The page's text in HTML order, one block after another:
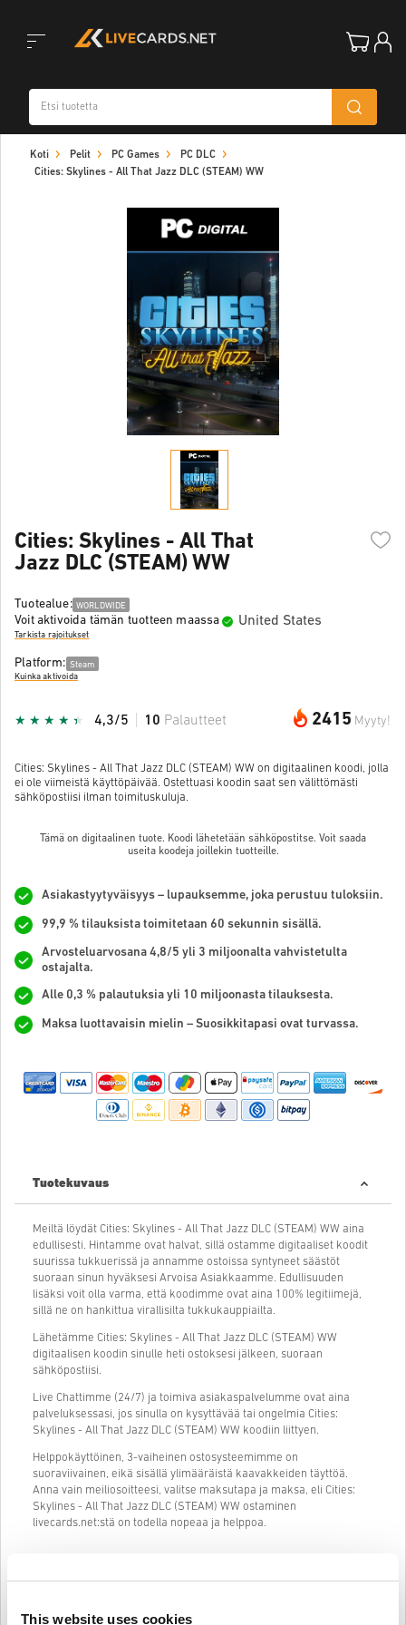
This website uses cookies
navigation
Koti Pelit PC Games
PC DLC
Cities: Skylines - All That Jazz DLC (STEAM) WW
Cities: Skylines - All That
Jazz DLC (STEAM) WW
Tuotealue: WORLDWIDE
Voit aktivoida tämän tuotteen maassa United States
Tarkista rajoitukset
Platform: Steam
Kuinka aktivoida
2415 Myyty!
4,3/5 10 Palautteet
Cities: Skylines - All That Jazz DLC (STEAM) WW on digitaalinen koodi, jolla
ei ole viimeistä käyttöpäivää. Ostettuasi koodin saat sen välittömästi
sähköpostiisi ilman toimituskuluja.
Tämä on digitaalinen tuote. Koodi lähetetään sähköpostitse. Voit saada
useita koodeja joillekin tuotteille.
Asiakastyytyväisyys – lupauksemme, joka perustuu tuloksiin.
99,9 % tilauksista toimitetaan 60 sekunnin sisällä.
Arvosteluarvosana 4,8/5 yli 3 miljoonalta vahvistetulta
ostajalta.
Alle 0,3 % palautuksia yli 10 miljoonasta tilauksesta.
Maksa luottavaisin mielin – Suosikkitapasi ovat turvassa.
Tuotekuvaus
Meiltä löydät Cities: Skylines - All That Jazz DLC (STEAM) WW aina
edullisesti. Hintamme ovat halvat, sillä ostamme digitaaliset koodit
suurissa tukkuerissä ja annamme ostoissa syntyneet säästöt
suoraan sinun hyväksesi Arvoisa Asiakkaamme. Edullisuuden
lisäksi voit olla varma, että koodimme ovat aina 100% legitiimejä,
sillä ne on hankittua virallisilta tukkukauppiailta.
Lähetämme Cities: Skylines - All That Jazz DLC (STEAM) WW
digitaalisen koodin sinulle heti ostoksesi jälkeen, suoraan
sähköpostiisi.
Live Chattimme (24/7) ja toimiva asiakaspalvelumme ovat aina
palveluksessasi, jos sinulla on kysyttävää tai ongelmia Cities:
Skylines - All That Jazz DLC (STEAM) WW koodiin liittyen.
Helppokäyttöinen, 3-vaiheinen ostosysteemimme on
suoraviivainen, eikä sisällä ylimääräistä kaavakkeiden täyttöä.
Anna vain meiliosoitteesi, valitse maksutapa ja maksa, eli Cities:
Skylines - All That Jazz DLC (STEAM) WW ostaminen
livecards.net:stä on todella nopeaa ja helppoa.
Näin se toimii Livecards.netissä